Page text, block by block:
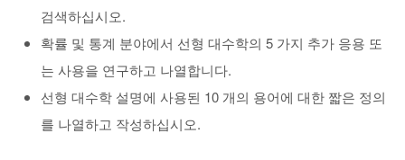
검색하십시오.
확률 및 통계 분야에서 선형 대수학의 5 가지 추가 응용 또
는 사용을 연구하고 나열합니다.
선형 대수학 설명에 사용된 10 개의 용어에 대한 짧은 정의
를 나열하고 작성하십시오.